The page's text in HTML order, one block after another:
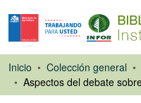
Inicio Colección general